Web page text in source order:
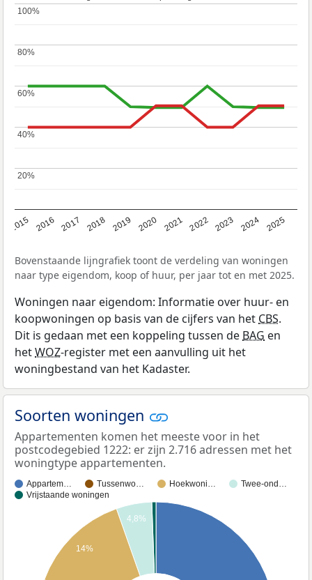
2015 2016 2017 2018 2019 2020 2021 2022 2023 2024 2025
20%
20%
40%
40%
60%
60%
80%
80%
100%
100%
Bovenstaande lijngrafiek toont de verdeling van woningen
naar type eigendom, koop of huur, per jaar tot en met 2025.
Woningen naar eigendom: Informatie over huur- en
koopwoningen op basis van de cijfers van het CBS.
Dit is gedaan met een koppeling tussen de BAG en
hetWOZ-register met een aanvulling uit het
woningbestand van het Kadaster.
Soorten woningen
Appartementen komen het meeste voor in het
postcodegebied 1222: er zijn 2.716 adressen met het
woningtype appartementen.
Appartem… Tussenwo… Hoekwoni…
Twee-ond…
Vrijstaande woningen
4,8%
14%